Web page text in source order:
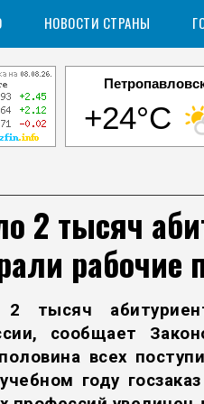
НОВОСТИ СТРАНЫ
+24°C
2 тысяч
рабочие
2 тысяч
сообщает
всех
году